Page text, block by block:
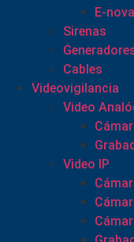
E-
Sirenas
Cables
Videovigilancia
Video
Video IP